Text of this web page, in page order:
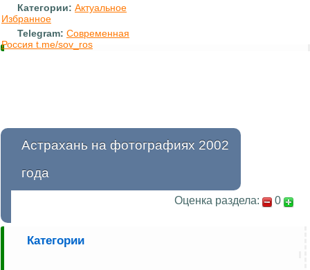
Категории: Актуальное
Избранное
Telegram: Современная
Россия t.me/sov_ros
Астрахань на фотографиях 2002
года
Оценка раздела: 0
Категории